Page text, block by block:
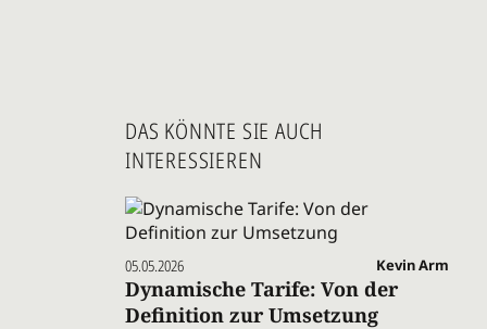
DAS KÖNNTE SIE AUCH
INTERESSIEREN
05.05.2026 Kevin Arm
Dynamische Tarife: Von der
Definition zur Umsetzung